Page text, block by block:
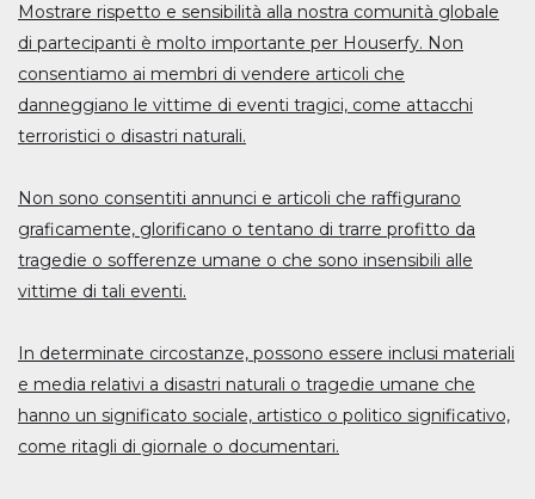
Mostrare rispetto e sensibilità alla nostra comunità globale
di partecipanti è molto importante per Houserfy. Non
consentiamo ai membri di vendere articoli che
danneggiano le vittime di eventi tragici, come attacchi
terroristici o disastri naturali.
Non sono consentiti annunci e articoli che raffigurano
graficamente, glorificano o tentano di trarre profitto da
tragedie o sofferenze umane o che sono insensibili alle
vittime di tali eventi.
In determinate circostanze, possono essere inclusi materiali
e media relativi a disastri naturali o tragedie umane che
hanno un significato sociale, artistico o politico significativo,
come ritagli di giornale o documentari.